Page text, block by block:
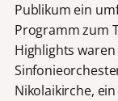
Publikum ein
Programm zum
Highlights
Nikolaikirche,